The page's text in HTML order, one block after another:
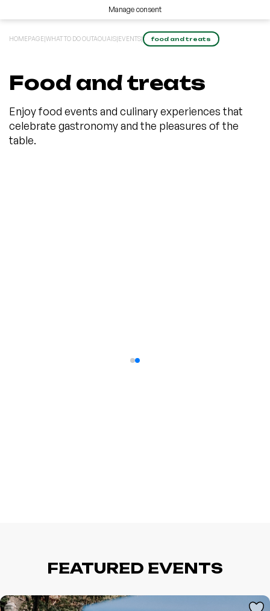
Manage consent
HOMEPAGE|WHAT TO DO OUTAOUAIS|EVENTS| food and treats
Food and treats
Enjoy food events and culinary experiences that
celebrate gastronomy and the pleasures of the
table.
FEATURED EVENTS
L'événement a été ajouté à vos favoris
Événement retiré de vos favoris